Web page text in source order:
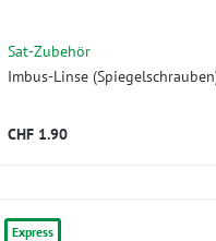
Sat-Zubehör
Imbus-Linse
CHF 1.90
Express